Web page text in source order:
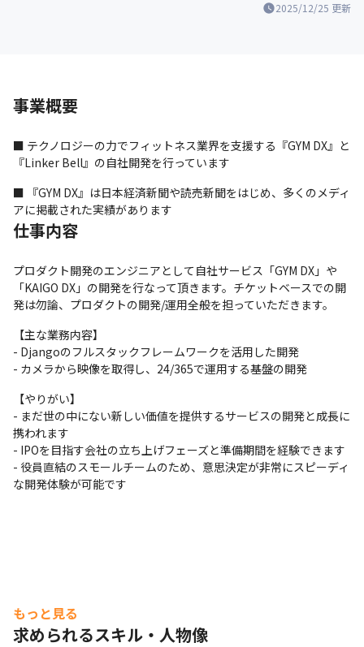
2025/12/25 更新
事業概要
■ テクノロジーの力でフィットネス業界を支援する『GYM DX』と
『Linker Bell』の自社開発を行っています
■ 『GYM DX』は日本経済新聞や読売新聞をはじめ、多くのメディ
アに掲載された実績があります
仕事内容
プロダクト開発のエンジニアとして自社サービス「GYM DX」や
「KAIGO DX」の開発を行なって頂きます。チケットベースでの開
発は勿論、プロダクトの開発/運用全般を担っていただきます。
【主な業務内容】
- Djangoのフルスタックフレームワークを活用した開発
- カメラから映像を取得し、24/365で運用する基盤の開発
【やりがい】
- まだ世の中にない新しい価値を提供するサービスの開発と成長に
携われます
- IPOを目指す会社の立ち上げフェーズと準備期間を経験できます
- 役員直結のスモールチームのため、意思決定が非常にスピーディ
な開発体験が可能です
もっと見る
求められるスキル・人物像